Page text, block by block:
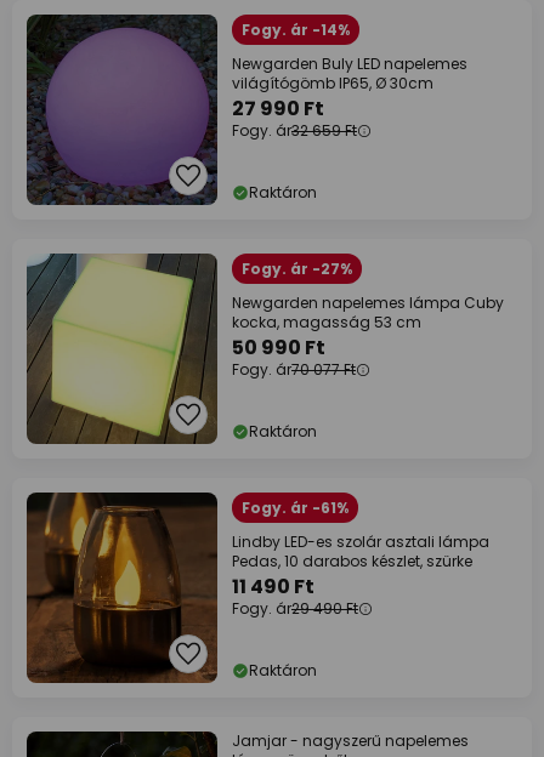
Fogy. ár -14%
Newgarden Buly LED napelemes
világítógömb IP65, Ø 30cm
27 990 Ft
Fogy. ár32 659 Ft
Raktáron
Fogy. ár -27%
Newgarden napelemes lámpa Cuby
kocka, magasság 53 cm
50 990 Ft
Fogy. ár70 077 Ft
Raktáron
Fogy. ár -61%
Lindby LED-es szolár asztali lámpa
Pedas, 10 darabos készlet, szürke
11 490 Ft
Fogy. ár29 490 Ft
Raktáron
Jamjar - nagyszerű napelemes